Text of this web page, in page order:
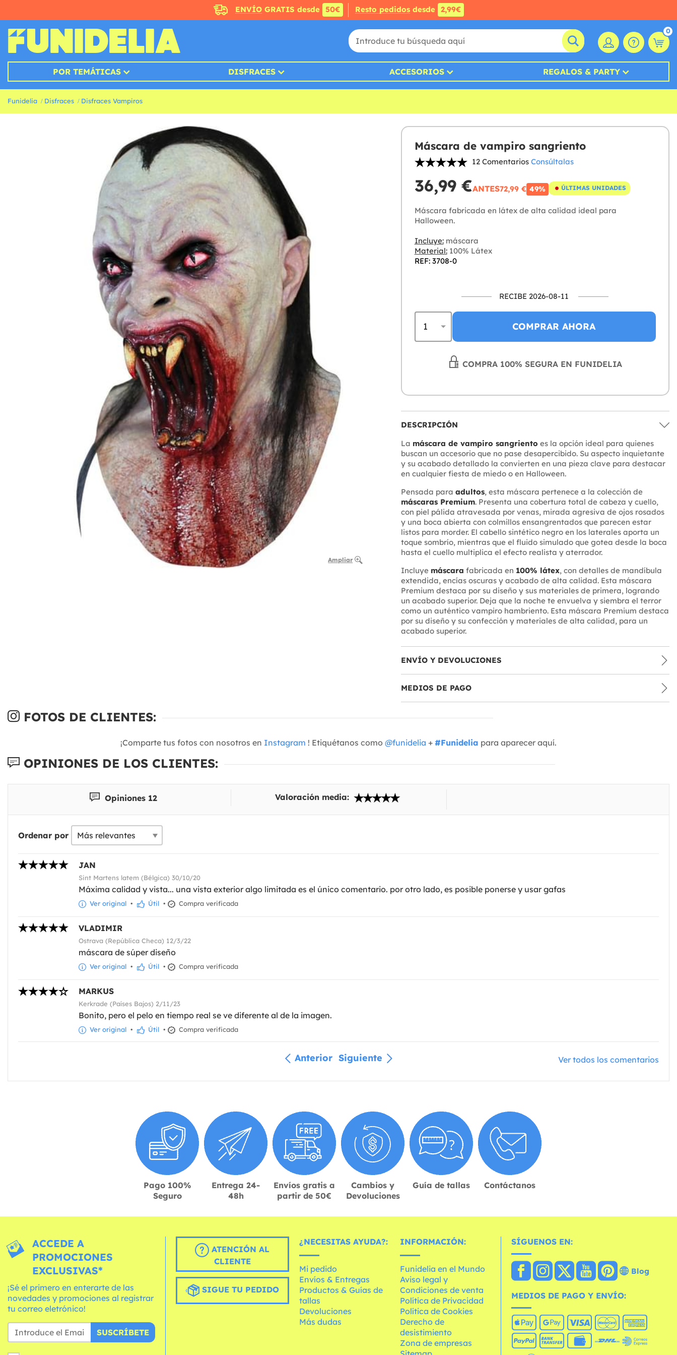
ENVÍOGRATIS desde 50€ Resto pedidosdesde 2,99€
0
POR TEMÁTICAS DISFRACES ACCESORIOS REGALOS & PARTY
Funidelia Disfraces Disfraces Vampiros
Ampliar
Máscara de vampiro sangriento
12 Comentarios Consúltalas
36,99 €ANTES72,99 € 49% ÚLTIMAS UNIDADES
Máscara fabricada en látex de alta calidad ideal para
Halloween.
Incluye:máscara
Material:100% Látex
REF: 3708-0
RECIBE 2026-08-11
COMPRAR AHORA
COMPRA 100% SEGURA EN FUNIDELIA
DESCRIPCIÓN
La máscara de vampiro sangriento es la opción ideal para quienes
buscan un accesorio que no pase desapercibido. Su aspecto inquietante
y su acabado detallado la convierten en una pieza clave para destacar
en cualquier fiesta de miedo o en Halloween.
Pensada para adultos, esta máscara pertenece a la colección de
máscaras Premium. Presenta una cobertura total de cabeza y cuello,
con piel pálida atravesada por venas, mirada agresiva de ojos rosados
y una boca abierta con colmillos ensangrentados que parecen estar
listos para morder. El cabello sintético negro en los laterales aporta un
toque sombrío, mientras que el fluido simulado que gotea desde la boca
hasta el cuello multiplica el efecto realista y aterrador.
Incluye máscara fabricada en 100% látex, con detalles de mandíbula
extendida, encías oscuras y acabado de alta calidad. Esta máscara
Premium destaca por su diseño y sus materiales de primera, logrando
un acabado superior. Deja que la noche te envuelva y siembra el terror
como un auténtico vampiro hambriento. Esta máscara Premium destaca
por su diseño y su confección y materiales de alta calidad, para un
acabado superior.
ENVÍO Y DEVOLUCIONES
MEDIOS DE PAGO
FOTOS DE CLIENTES:
¡Comparte tus fotos con nosotros en Instagram ! Etiquétanos como @funidelia + #Funidelia para aparecer aquí.
OPINIONES DE LOS CLIENTES:
Opiniones 12 Valoración media:
Ordenar por
JAN
Sint Martens latem (Bélgica) 30/10/20
Máxima calidad y vista... una vista exterior algo limitada es el único comentario. por otro lado, es posible ponerse y usar gafas
Ver original • Útil • Compra verificada
VLADIMIR
Ostrava (República Checa) 12/3/22
máscara de súper diseño
Ver original • Útil • Compra verificada
MARKUS
Kerkrade (Países Bajos) 2/11/23
Bonito, pero el pelo en tiempo real se ve diferente al de la imagen.
Ver original • Útil • Compra verificada
Anterior Siguiente Ver todos los comentarios
Pago 100%
Seguro
Entrega 24-
48h
Envíos gratis a
partir de 50€
Cambios y
Devoluciones
Guía de tallas Contáctanos
ACCEDE A
PROMOCIONES
EXCLUSIVAS*
¡Sé el primero en enterarte de las
novedades y promociones al registrar
tu correo eletrónico!
SUSCRÍBETE
ATENCIÓN AL
CLIENTE
SIGUE TU PEDIDO
¿NECESITAS AYUDA?:
Mi pedido
Envíos & Entregas
Productos & Guías de
tallas
Devoluciones
Más dudas
INFORMACIÓN:
Funidelia en el Mundo
Aviso legal y
Condiciones de venta
Política de Privacidad
Política de Cookies
Derecho de
desistimiento
Zona de empresas
SÍGUENOS EN:
Blog
MEDIOS DE PAGO Y ENVÍO: